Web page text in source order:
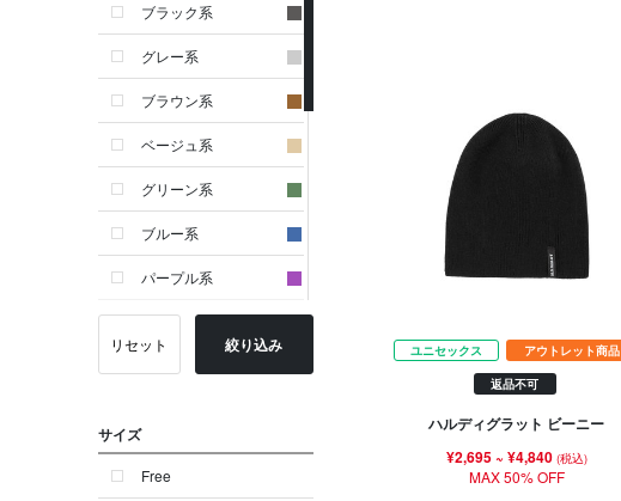
ブラック系
グレー系
ブラウン系
ベージュ系
グリーン系
ブルー系
パープル系
イエロー系
オレンジ系
リセット 絞り込み
サイズ
Free
ユニセックス アウトレット商品
返品不可
ハルディグラット ビーニー
¥2,695~ ¥4,840 (税込)
MAX 50% OFF